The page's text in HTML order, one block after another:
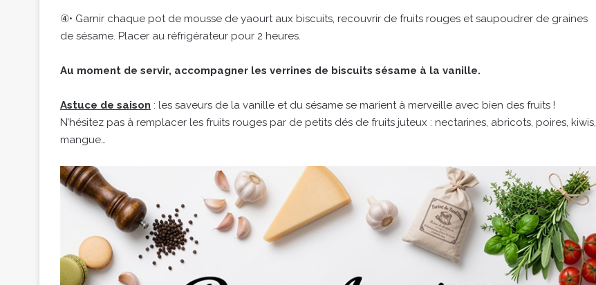
④• Garnir chaque pot de mousse de yaourt aux biscuits, recouvrir de fruits rouges et saupoudrer de graines
de sésame. Placer au réfrigérateur pour 2 heures.
Au moment de servir, accompagner les verrines de biscuits sésame à la vanille.
Astuce de saison : les saveurs de la vanille et du sésame se marient à merveille avec bien des fruits !
N’hésitez pas à remplacer les fruits rouges par de petits dés de fruits juteux : nectarines, abricots, poires, kiwis,
mangue…